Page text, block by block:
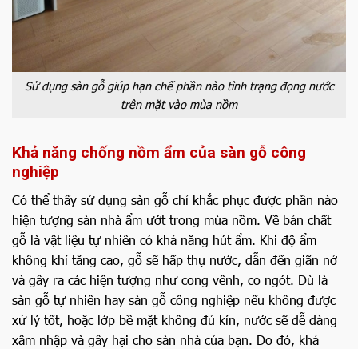
Sử dụng sàn gỗ giúp hạn chế phần nào tình trạng đọng nước
trên mặt vào mùa nồm
Khả năng chống nồm ẩm của sàn gỗ công
nghiệp
Có thể thấy sử dụng sàn gỗ chỉ khắc phục được phần nào
hiện tượng sàn nhà ẩm ướt trong mùa nồm. Về bản chất
gỗ là vật liệu tự nhiên có khả năng hút ẩm. Khi độ ẩm
không khí tăng cao, gỗ sẽ hấp thụ nước, dẫn đến giãn nở
và gây ra các hiện tượng như cong vênh, co ngót. Dù là
sàn gỗ tự nhiên hay sàn gỗ công nghiệp nếu không được
xử lý tốt, hoặc lớp bề mặt không đủ kín, nước sẽ dễ dàng
xâm nhập và gây hại cho sàn nhà của bạn. Do đó, khả